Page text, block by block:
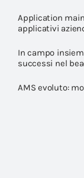
Application
applicativi
In campo
successi nel
AMS evoluto: